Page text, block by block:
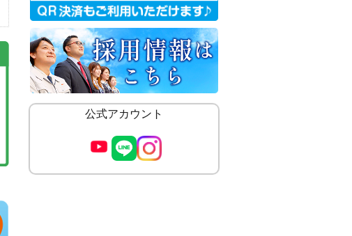
公式アカウント